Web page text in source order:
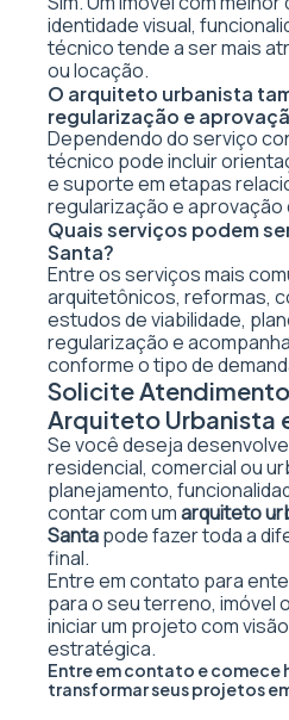
identidade visual,
técnico tende a ser mais
ou locação.
O arquiteto urbanista
regularização e
Dependendo do serviço
técnico pode incluir
e suporte em etapas
regularização e
Quais serviços podem
Santa?
Entre os serviços mais
arquitetônicos, reformas,
estudos de viabilidade,
regularização e
conforme o tipo de
Solicite
Arquiteto Urbanista
Se você deseja
residencial, comercial ou
planejamento,
contar com umarquiteto
Santapode fazer toda a
final.
Entre em contato para
para o seu terreno, imóvel
iniciar um projeto com
estratégica.
Entre em contato e comece
transformar seus projetos